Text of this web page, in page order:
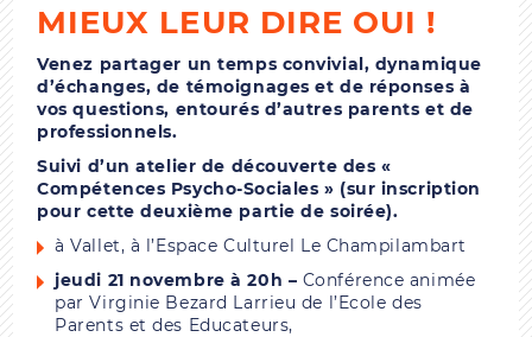
MIEUX LEUR DIRE OUI !
Venez partager un temps convivial, dynamique
d’échanges, de témoignages et de réponses à
vos questions, entourés d’autres parents et de
professionnels.
Suivi d’un atelier de découverte des «
Compétences Psycho-Sociales » (sur inscription
pour cette deuxième partie de soirée).
à Vallet, à l’Espace Culturel Le Champilambart
jeudi 21 novembre à 20h – Conférence animée
par Virginie Bezard Larrieu de l’Ecole des
Parents et des Educateurs,